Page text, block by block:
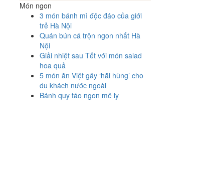
Món ngon
3 món bánh mì độc đáo của giới
trẻ Hà Nội
Quán bún cá trộn ngon nhất Hà
Nội
Giải nhiệt sau Tết với món salad
hoa quả
5 món ăn Việt gây ‘hãi hùng’ cho
du khách nước ngoài
Bánh quy táo ngon mê ly